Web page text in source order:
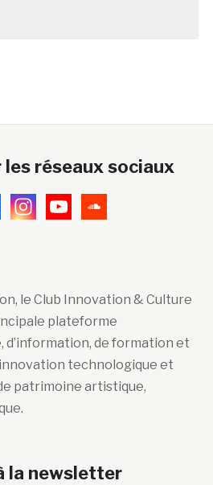
les réseaux sociaux
le Club Innovation & Culture
plateforme
d’information, de formation et
technologique et
patrimoine artistique,
la newsletter